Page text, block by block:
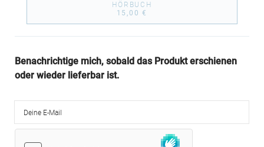
HÖRBUCH
15,00 €
Benachrichtige mich, sobald das Produkt erschienen
oder wieder lieferbar ist.